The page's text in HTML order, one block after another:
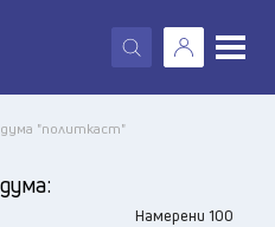
X
"политкаст"
Намерени 100